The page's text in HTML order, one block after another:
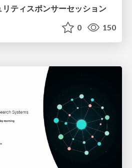
ティスポンサーセッション
0 150